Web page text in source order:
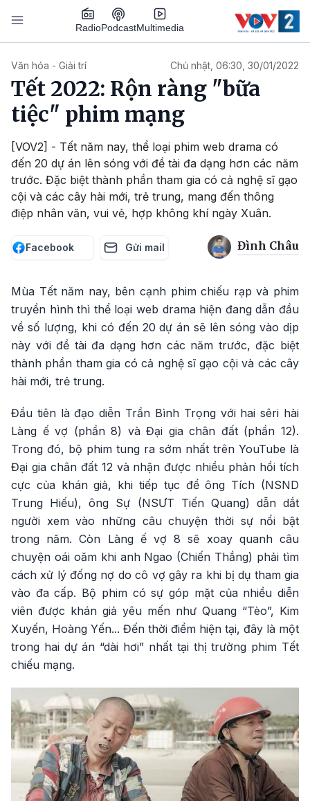
Nhảy đến nội dung
RadioPodcastMultimedia
Văn hóa - Giải trí Chủ nhật, 06:30, 30/01/2022
Tết 2022: Rộn ràng "bữa
tiệc" phim mạng
[VOV2] - Tết năm nay, thể loại phim web drama có
đến 20 dự án lên sóng với đề tài đa dạng hơn các năm
trước. Đặc biệt thành phần tham gia có cả nghệ sĩ gạo
cội và các cây hài mới, trẻ trung, mang đến thông
điệp nhân văn, vui vẻ, hợp không khí ngày Xuân.
Facebook Gửi mail Đình Châu
Mùa Tết năm nay, bên cạnh phim chiếu rạp và phim
truyền hình thì thể loại web drama hiện đang dẫn đầu
về số lượng, khi có đến 20 dự án sẽ lên sóng vào dịp
này với đề tài đa dạng hơn các năm trước, đặc biệt
thành phần tham gia có cả nghệ sĩ gạo cội và các cây
hài mới, trẻ trung.
Đầu tiên là đạo diễn Trần Bình Trọng với hai sêri hài
Làng ế vợ (phần 8) và Đại gia chân đất (phần 12).
Trong đó, bộ phim tung ra sớm nhất trên YouTube là
Đại gia chân đất 12 và nhận được nhiều phản hồi tích
cực của khán giả, khi tiếp tục để ông Tích (NSND
Trung Hiếu), ông Sự (NSƯT Tiến Quang) dẫn dắt
người xem vào những câu chuyện thời sự nổi bật
trong năm. Còn Làng ế vợ 8 sẽ xoay quanh câu
chuyện oái oăm khi anh Ngao (Chiến Thắng) phải tìm
cách xử lý đống nợ do cô vợ gây ra khi bị dụ tham gia
vào đa cấp. Bộ phim có sự góp mặt của nhiều diễn
viên được khán giả yêu mến như Quang “Tèo”, Kim
Xuyến, Hoàng Yến... Đến thời điểm hiện tại, đây là một
trong hai dự án “dài hơi” nhất tại thị trường phim Tết
chiếu mạng.